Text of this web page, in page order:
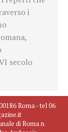
i
secolo
Roma - tel 06
di Roma n.